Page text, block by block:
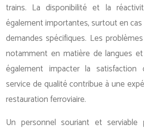
trains. La disponibilité et la
également importantes, surtout en
demandes spécifiques. Les
notamment en matière de langues et
également impacter la satisfaction
service de qualité contribue à une
restauration ferroviaire.
Un personnel souriant et